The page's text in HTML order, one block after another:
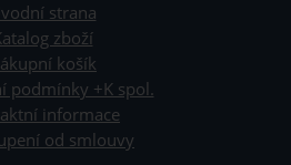
strana
zboží
košík
podmínky +K spol.
informace
od smlouvy